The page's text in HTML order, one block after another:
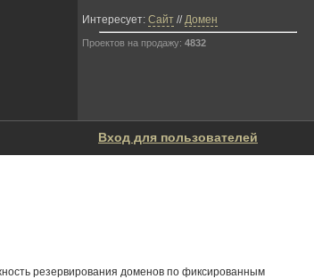
Интересует: Сайт //Домен
Проектов на продажу: 4832
Вход для пользователей
резервирования доменов по фиксированным